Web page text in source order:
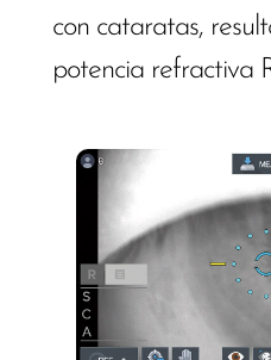
con cataratas,
potencia refractiva